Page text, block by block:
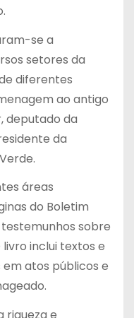
se a
setores da
diferentes
ao antigo
deputado da
da
áreas
do Boletim
sobre
inclui textos e
atos públicos e